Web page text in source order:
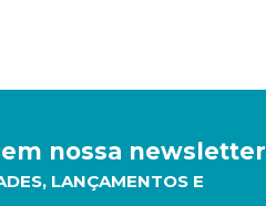
nossa newsletter
LANÇAMENTOS E